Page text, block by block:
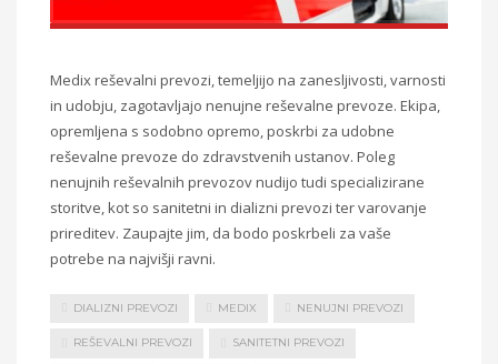
Medix reševalni prevozi, temeljijo na zanesljivosti, varnosti
in udobju, zagotavljajo nenujne reševalne prevoze. Ekipa,
opremljena s sodobno opremo, poskrbi za udobne
reševalne prevoze do zdravstvenih ustanov. Poleg
nenujnih reševalnih prevozov nudijo tudi specializirane
storitve, kot so sanitetni in dializni prevozi ter varovanje
prireditev. Zaupajte jim, da bodo poskrbeli za vaše
potrebe na najvišji ravni.
DIALIZNI PREVOZI MEDIX NENUJNI PREVOZI
REŠEVALNI PREVOZI SANITETNI PREVOZI